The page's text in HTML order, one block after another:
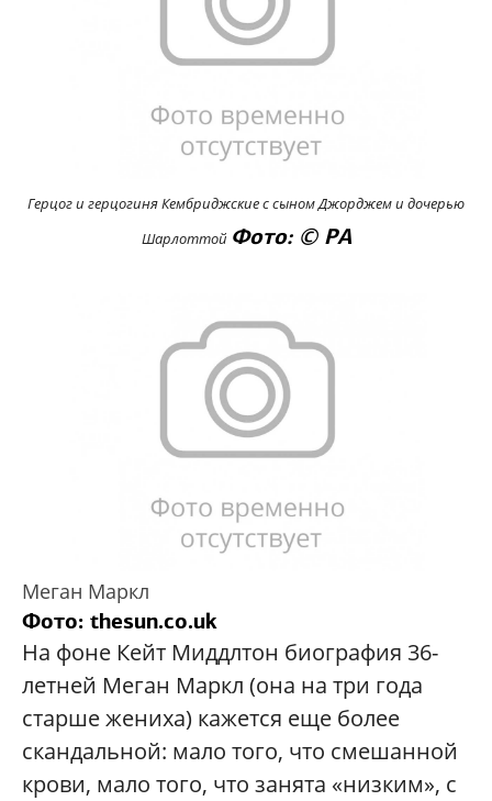
Герцог и герцогиня Кембриджские с сыном Джорджем и дочерью
Шарлоттой Фото: © PA
Меган Маркл
Фото: thesun.co.uk
На фоне Кейт Миддлтон биография 36-
летней Меган Маркл (она на три года
старше жениха) кажется еще более
скандальной: мало того, что смешанной
крови, мало того, что занята «низким», с